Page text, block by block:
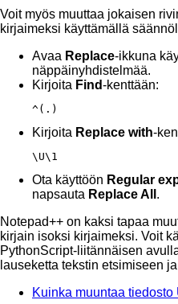
Voit myös muuttaa jokaisen
kirjaimeksi käyttämällä
Avaa Replace-ikkuna
näppäinyhdistelmää.
Kirjoita Find-kenttään:
^(.)
Kirjoita Replace with-
\U\1
Ota käyttöön Regular
napsauta Replace All .
Notepad++ on kaksi tapaa
kirjain isoksi kirjaimeksi. Voit
PythonScript-liitännäisen
lauseketta tekstin etsimiseen
Kuinka muuntaa